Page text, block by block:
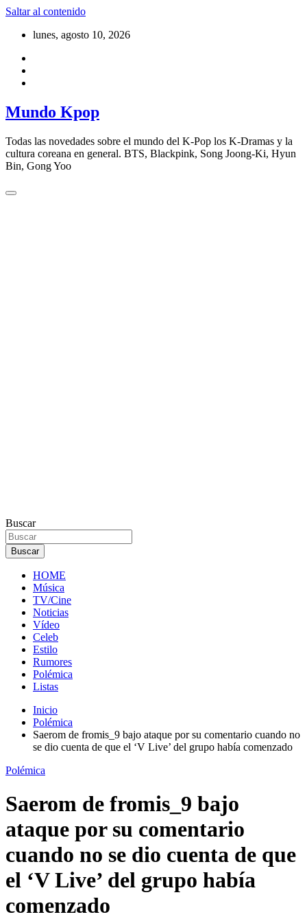
Saltar al contenido
lunes, agosto 10, 2026
Mundo Kpop
Todas las novedades sobre el mundo del K-Pop los K-Dramas y la
cultura coreana en general. BTS, Blackpink, Song Joong-Ki, Hyun
Bin, Gong Yoo
Buscar
Buscar
HOME
Música
TV/Cine
Noticias
Vídeo
Celeb
Estilo
Rumores
Polémica
Listas
Inicio
Polémica
Saerom de fromis_9 bajo ataque por su comentario cuando no
se dio cuenta de que el ‘V Live’ del grupo había comenzado
Polémica
Saerom de fromis_9 bajo
ataque por su comentario
cuando no se dio cuenta de que
el ‘V Live’ del grupo había
comenzado